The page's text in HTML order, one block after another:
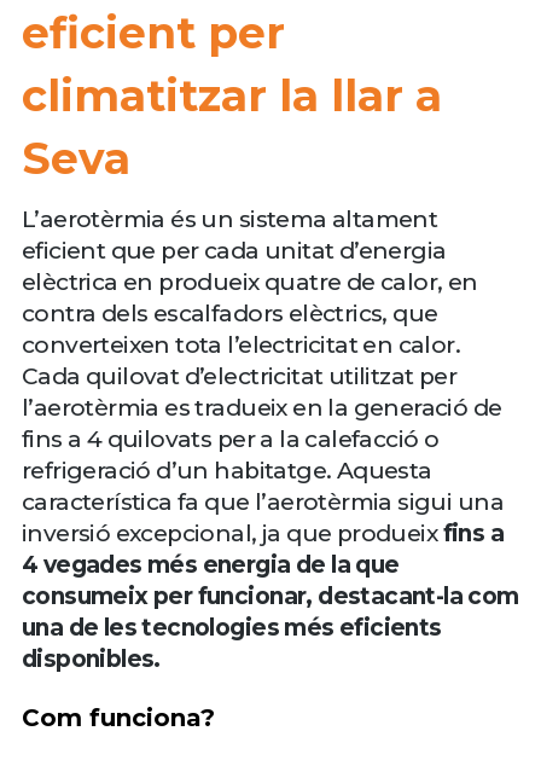
eficient per
climatitzar la llar a
Seva
L’aerotèrmia és un sistema altament
eficient que per cada unitat d’energia
elèctrica en produeix quatre de calor, en
contra dels escalfadors elèctrics, que
converteixen tota l’electricitat en calor.
Cada quilovat d’electricitat utilitzat per
l’aerotèrmia es tradueix en la generació de
fins a 4 quilovats per a la calefacció o
refrigeració d’un habitatge. Aquesta
característica fa que l’aerotèrmia sigui una
inversió excepcional, ja que produeixfins a
4 vegades més energia de la que
consumeix per funcionar, destacant-la com
una de les tecnologies més eficients
disponibles.
Com funciona?